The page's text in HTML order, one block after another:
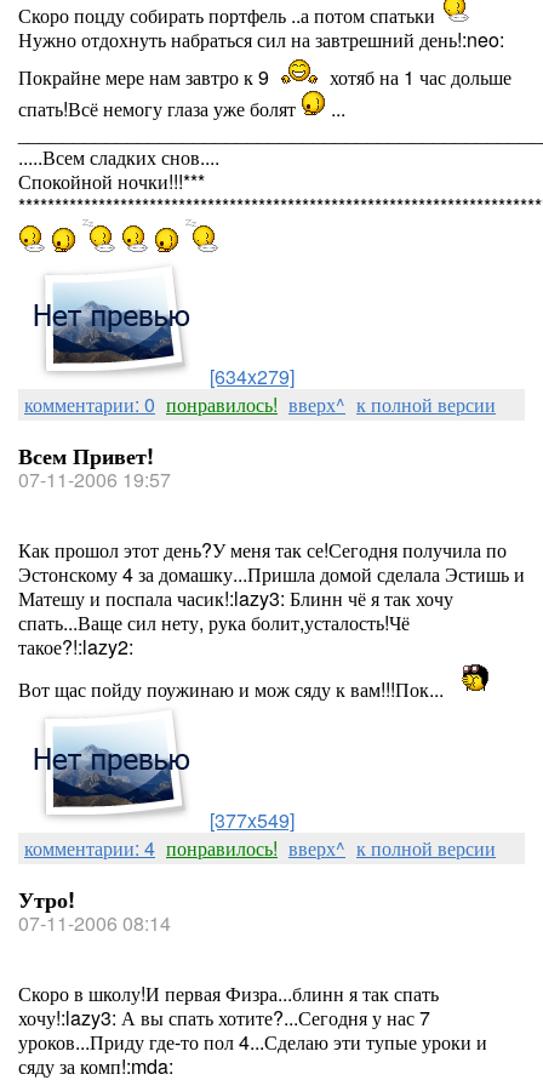
Скоро поцду собирать портфель ..а потом спатьки
Нужно отдохнуть набраться сил на завтрешний день!:neo:
Покрайне мере нам завтро к 9
хотяб на 1 час дольше
спать!Всё немогу глаза уже болят
...
.....Всем сладких снов....
Спокойной ночки!!!***
[634x279]
комментарии: 0 понравилось! вверх^ к полной версии
Всем Привет!
07-11-2006 19:57
Как прошол этот день?У меня так се!Сегодня получила по
Эстонскому 4 за домашку...Пришла домой сделала Эстишь и
Матешу и поспала часик!:lazy3: Блинн чё я так хочу
спать...Ваще сил нету, рука болит,усталость!Чё
такое?!:lazy2:
Вот щас пойду поужинаю и мож сяду к вам!!!Пок...
[377x549]
комментарии: 4 понравилось! вверх^ к полной версии
Утро!
07-11-2006 08:14
Скоро в школу!И первая Физра...блинн я так спать
хочу!:lazy3: А вы спать хотите?...Сегодня у нас 7
уроков...Приду где-то пол 4...Сделаю эти тупые уроки и
сяду за комп!:mda: